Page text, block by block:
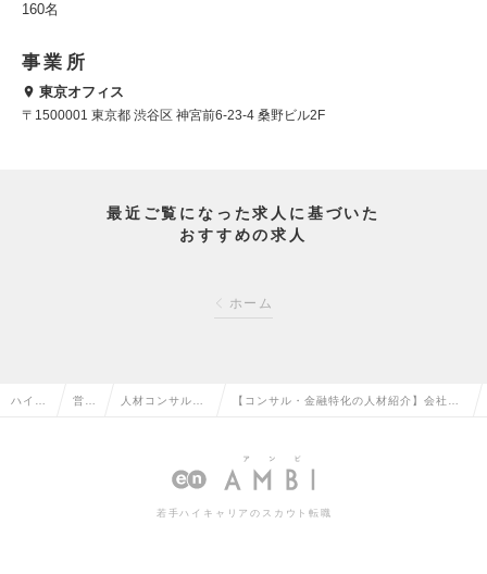
160名
事業所
東京オフィス
〒1500001 東京都 渋谷区 神宮前6-23-4 桑野ビル2F
最近ご覧になった求人に基づいた
おすすめの求人
ホーム
ハイク 営業 人材コンサルタ
ネーターの転職
【コンサル・金融特化の人材紹介】会社の
井の両面型コンサルタントの求人情報
若手ハイキャリアのスカウト転職